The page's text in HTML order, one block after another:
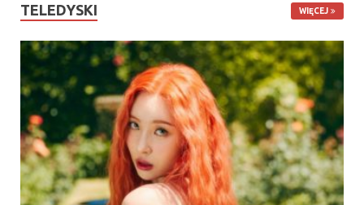
TELEDYSKI WIĘCEJ